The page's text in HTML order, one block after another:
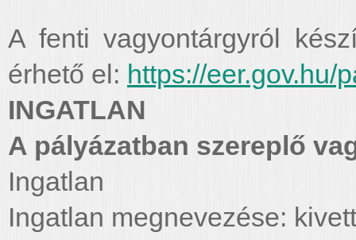
A fenti vagyontárgyról
érhető el: https://eer.gov.hu/
INGATLAN
A pályázatban szereplő
Ingatlan
Ingatlan megnevezése: